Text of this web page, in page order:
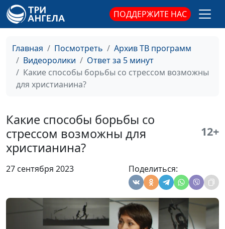
ПОДДЕРЖИТЕ НАС
Главная Посмотреть
Архив ТВ программ
Видеоролики
Ответ за 5 минут
Какие способы борьбы со стрессом возможны
для христианина?
Какие способы борьбы со
стрессом возможны для
христианина?
12+
27 сентября 2023 Поделиться:
— какая у них
взаимосвязь?
Айгуль Иншакова,
психолог, тренер
Можно ли верующему
человеку ставить
перед собой
амбициозные цели?
Юлия Синицына,
Айгуль Иншакова,
психолог, тренер
ними делать
Айгуль Иншакова,
психолог, тренер
Признаки депрессии
Юлия Синицына,
Айгуль Иншакова,
психолог, тренер
личностного роста
Как христианину
Юлия Синицына,
#254